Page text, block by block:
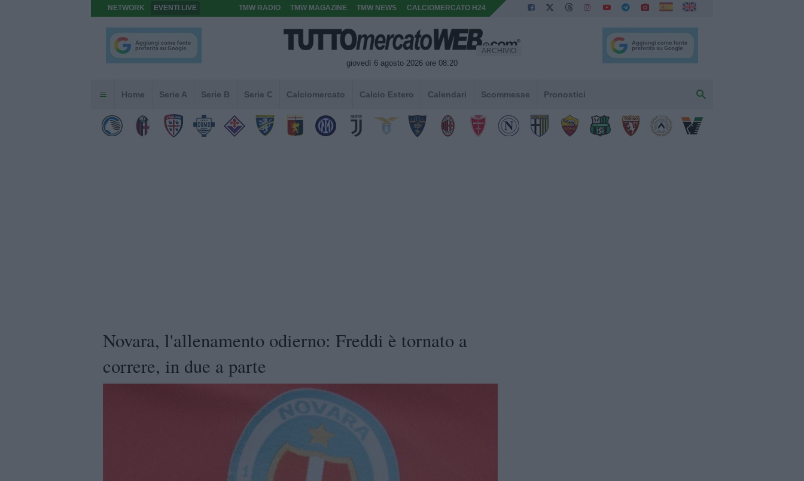
NETWORK EVENTI LIVE TMW RADIO TMW MAGAZINE TMW NEWS CALCIOMERCATO H24
giovedì 6 agosto 2026 ore 08:20
ARCHIVIO
Home Serie A Serie B Serie C Calciomercato Calcio Estero Calendari Scommesse Pronostici
Novara, l'allenamento odierno: Freddi è tornato a
correre, in due a parte